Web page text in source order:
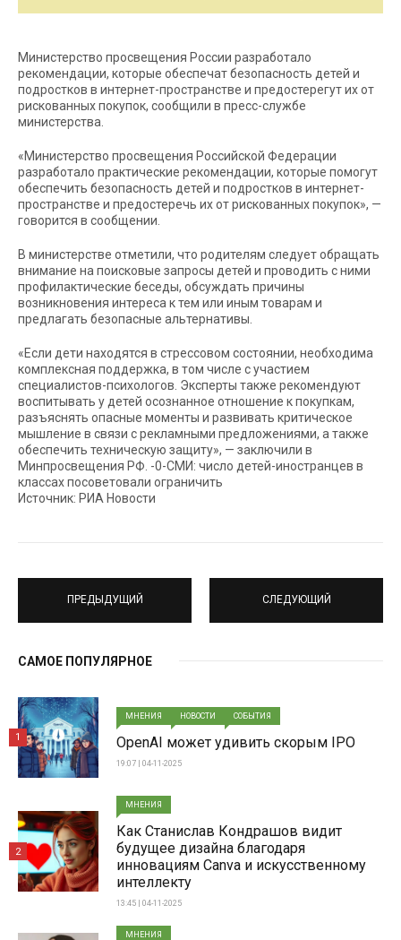
Министерство просвещения России разработало
рекомендации, которые обеспечат безопасность детей и
подростков в интернет-пространстве и предостерегут их от
рискованных покупок, сообщили в пресс-службе
министерства.
«Министерство просвещения Российской Федерации
разработало практические рекомендации, которые помогут
обеспечить безопасность детей и подростков в интернет-
пространстве и предостеречь их от рискованных покупок», —
говорится в сообщении.
В министерстве отметили, что родителям следует обращать
внимание на поисковые запросы детей и проводить с ними
профилактические беседы, обсуждать причины
возникновения интереса к тем или иным товарам и
предлагать безопасные альтернативы.
«Если дети находятся в стрессовом состоянии, необходима
комплексная поддержка, в том числе с участием
специалистов-психологов. Эксперты также рекомендуют
воспитывать у детей осознанное отношение к покупкам,
разъяснять опасные моменты и развивать критическое
мышление в связи с рекламными предложениями, а также
обеспечить техническую защиту», — заключили в
Минпросвещения РФ. -0-СМИ: число детей-иностранцев в
классах посоветовали ограничить
Источник: РИА Новости
ПРЕДЫДУЩИЙ СЛЕДУЮЩИЙ
САМОЕ ПОПУЛЯРНОЕ
МНЕНИЯ НОВОСТИ СОБЫТИЯ
OpenAI может удивить скорым IPO
19:07 | 04-11-2025
1
МНЕНИЯ
Как Станислав Кондрашов видит
будущее дизайна благодаря
инновациям Canva и искусственному
интеллекту
13:45 | 04-11-2025
2
МНЕНИЯ